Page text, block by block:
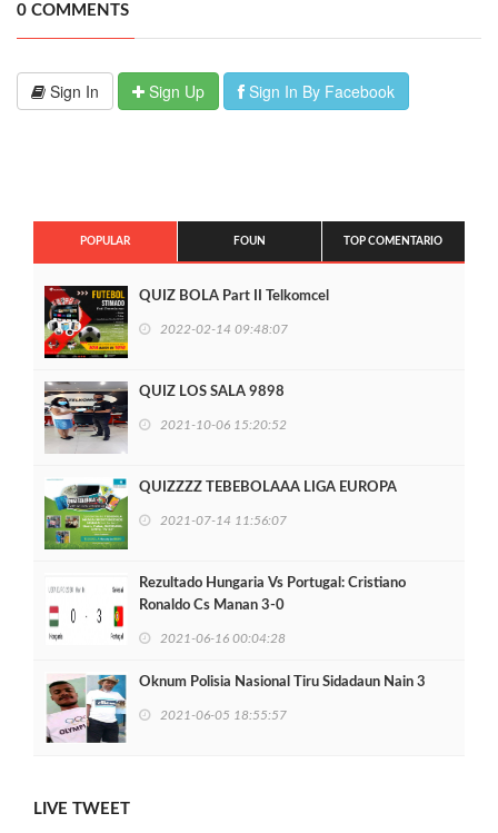
0 COMMENTS
Sign In Sign Up Sign In By Facebook
POPULAR FOUN TOP COMENTARIO
QUIZ BOLA Part II Telkomcel
2022-02-14 09:48:07
QUIZ LOS SALA 9898
2021-10-06 15:20:52
QUIZZZZ TEBEBOLAAA LIGA EUROPA
2021-07-14 11:56:07
Rezultado Hungaria Vs Portugal: Cristiano
Ronaldo Cs Manan 3-0
2021-06-16 00:04:28
Oknum Polisia Nasional Tiru Sidadaun Nain 3
2021-06-05 18:55:57
LIVE TWEET